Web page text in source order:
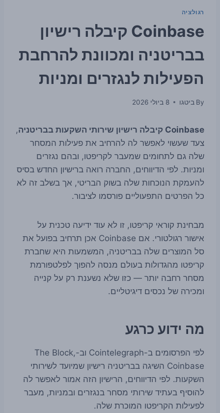
רגולציה
Coinbase קיבלה רישיון
בבריטניה ומכוונת להרחבת
הפעילות לנגזרים ומניות
By ביטגו 8 ביולי 2026
Coinbase קיבלה רישיון שירותי השקעות בבריטניה
,
צעד שעשוי לאפשר לה להרחיב את פעילות המסחר
שלה גם לתחומים שמעבר לקריפטו, ובהם נגזרים
ומניות. לפי הדיווחים, החברה רואה ברישיון החדש בסיס
להעמקת הנוכחות שלה בשוק הבריטי, אך בשלב זה לא
כל הפרטים התפעוליים פורסמו לציבור.
מבחינת קוראי קריפטו, זו לא עוד ידיעה טכנית על
אישור רגולטורי. אם Coinbase אכן תרחיב בפועל את
סל המוצרים שלה בבריטניה, המשמעות היא שחברת
קריפטו מהגדולות בעולם מנסה להפוך לפלטפורמת
מסחר רחבה יותר — כזו שלא נשענת רק על קנייה
ומכירה של נכסים דיגיטליים.
מה ידוע כרגע
לפי הפרסומים ב-Cointelegraph וב-The Block,
Coinbase השיגה בבריטניה רישיון שמיועד לשירותי
השקעות. לפי הדיווחים, הרישיון הזה אמור לאפשר לה
להוסיף בעתיד שירותי מסחר בנגזרים ובמניות, מעבר
לפעילות הקריפטו המוכרת שלה.